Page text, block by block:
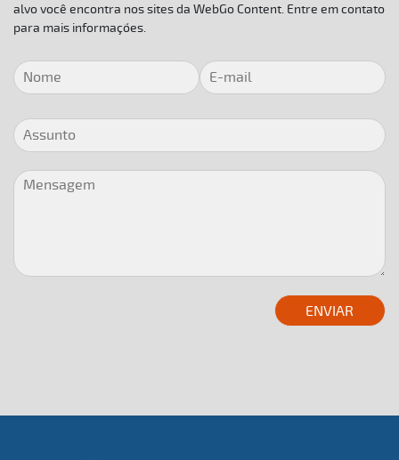
alvo você encontra nos sites da WebGo Content. Entre em contato
para mais informações.
ENVIAR